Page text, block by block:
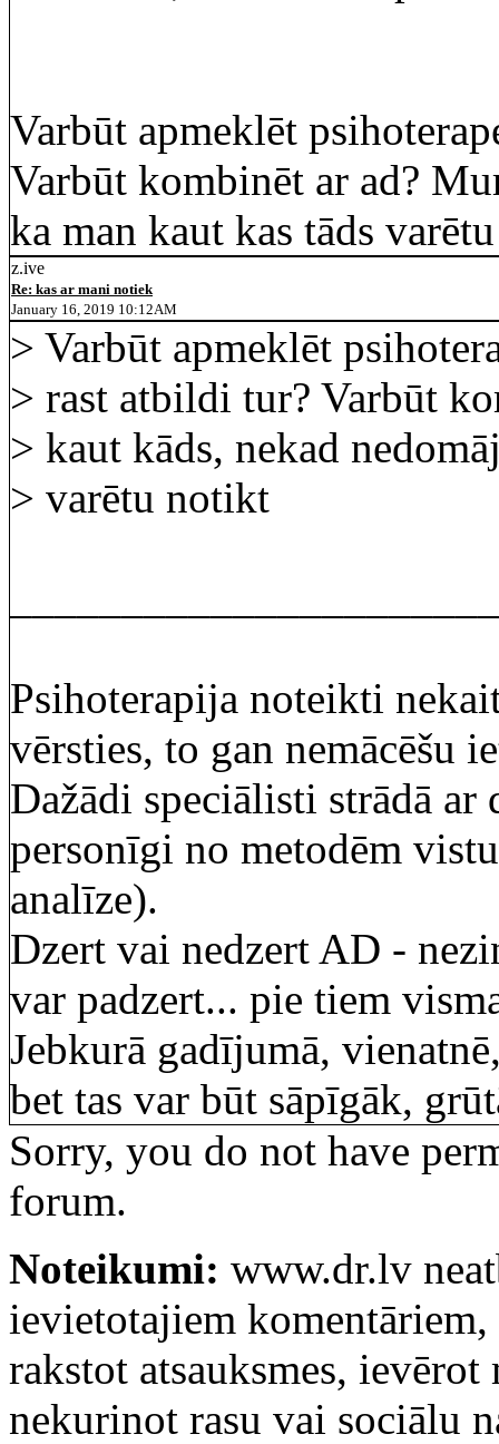
Varbūt apmeklēt
Varbūt kombinēt ar ad?
ka man kaut kas tāds
z.ive
Re: kas ar mani notiek
January 16, 2019 10:12AM
> Varbūt apmeklēt
> rast atbildi tur? Varbūt
> kaut kāds, nekad
> varētu notikt
Psihoterapija noteikti
vērsties, to gan nemācēšu
Dažādi speciālisti strādā ar
personīgi no metodēm
analīze).
Dzert vai nedzert AD -
var padzert... pie tiem
Jebkurā gadījumā,
bet tas var būt sāpīgāk,
Sorry, you do not have
forum.
Noteikumi: www.dr.lv
ievietotajiem
rakstot atsauksmes,
nekurinot rasu vai sociālu